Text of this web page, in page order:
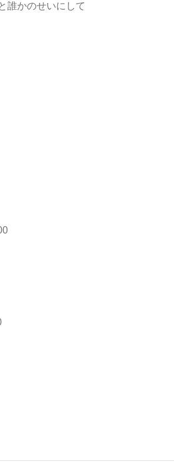
誰かのせいにして